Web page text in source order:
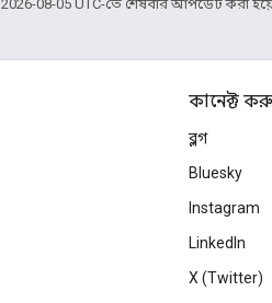
2026-08-05 UTC-তে শেষবার আপডেট করা
কানেক্ট
ব্লগ
Bluesky
Instagram
LinkedIn
X (Twitter)